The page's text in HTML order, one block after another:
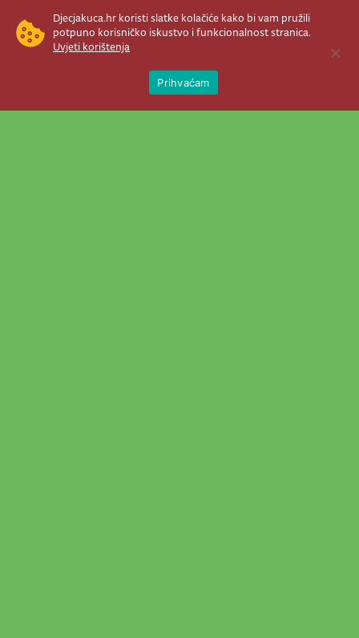
Djecjakuca.hr koristi slatke kolačiće kako bi vam pružili
potpuno korisničko iskustvo i funkcionalnost stranica.
Uvjeti korištenja
Prihvaćam